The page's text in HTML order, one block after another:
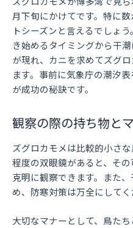
月下旬にかけてです。特に
トシーズンと言えるでしょ
き始めるタイミングから干
が現れ、カニを求めてズグ
ます。事前に気象庁の潮汐
が成功の秘訣です。
観察の際の持ち物と
ズグロカモメは比較的小さ
程度の双眼鏡があると、そ
克明に観察できます。また
め、防寒対策は万全にしてく
大切なマナーとして、鳥た